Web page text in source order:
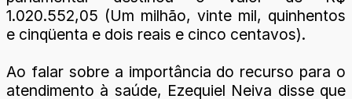
1.020.552,05 (Um milhão, vinte mil, quinhentos
e cinqüenta e dois reais e cinco centavos).
Ao falar sobre a importância do recurso para o
atendimento à saúde, Ezequiel Neiva disse que